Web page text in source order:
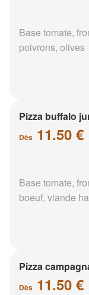
Base tomate,
poivrons, olives
Pizza buffalo
Dès 11.50 €
Base tomate,
boeuf, viande
Pizza
Dès 11.50 €